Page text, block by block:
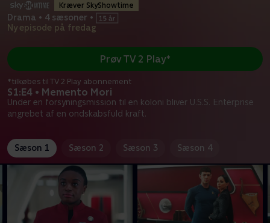
Kræver SkyShowtime
Drama • 4 sæsoner •
Ny episode på fredag
S1:E4 • Memento Mori
Under en forsyningsmission til en koloni bliver U.S.S. Enterprise
angrebet af en ondskabsfuld kraft.
Prøv TV 2 Play*
*tilkøbes til TV 2 Play abonnement
Sæson 1 Sæson 2 Sæson 3 Sæson 4